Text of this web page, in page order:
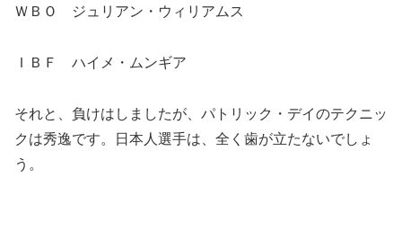
ＷＢＯ ジュリアン・ウィリアムス
ＩＢＦ ハイメ・ムンギア
それと、負けはしましたが、パトリック・デイのテクニッ
クは秀逸です。日本人選手は、全く歯が立たないでしょ
う。